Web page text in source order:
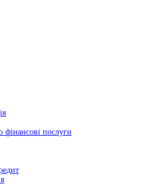
фінансові послуги